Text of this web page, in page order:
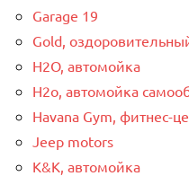
Garage 19
Gold,
H2O, автомойка
H2o, автомойка
Havana Gym, фитнес-
Jeep motors
K&K, автомойка